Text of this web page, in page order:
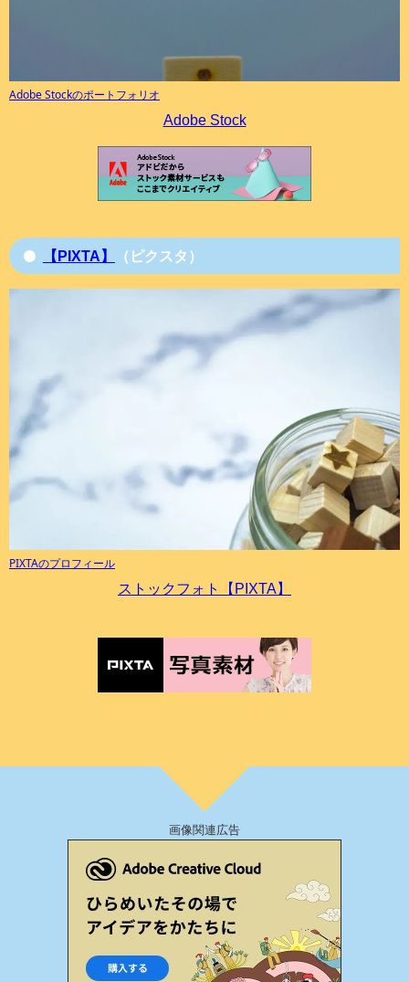
Adobe Stockのポートフォリオ
Adobe Stock
【PIXTA】 （ピクスタ）
PIXTAのプロフィール
ストックフォト【PIXTA】
画像関連広告